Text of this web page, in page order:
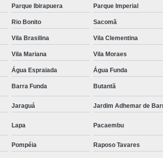
Parque Ibirapuera Parque Imperial
Rio Bonito Sacomã
Vila Brasilina Vila Clementina
Vila Mariana Vila Moraes
Água Espraiada Água Funda
Barra Funda Butantã
Jaraguá Jardim Adhemar de
Lapa Pacaembu
Pompéia Raposo Tavares